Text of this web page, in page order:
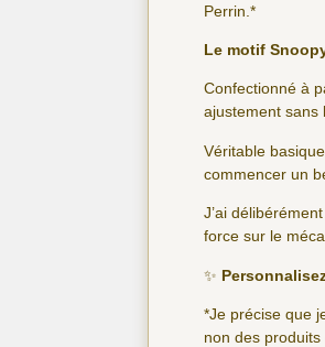
Perrin.*
Le motif
Confectionné à
ajustement sans
Véritable
commencer un
J’ai
force sur le
✨
*Je précise que
non des produits